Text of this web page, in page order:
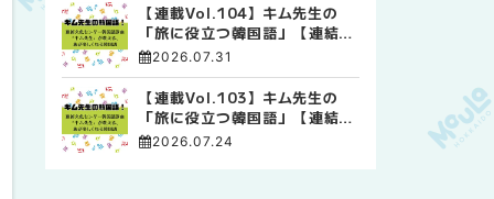
【連載Vol.104】キム先生の
「旅に役立つ韓国語」【連結語
尾について その4】
2026.07.31
【連載Vol.103】キム先生の
「旅に役立つ韓国語」【連結語
尾について その3】
2026.07.24